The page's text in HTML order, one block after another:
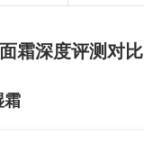
霜深度评测对比
霜